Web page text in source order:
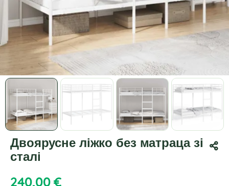
Двоярусне ліжко без матраца зі
сталі
240,00€